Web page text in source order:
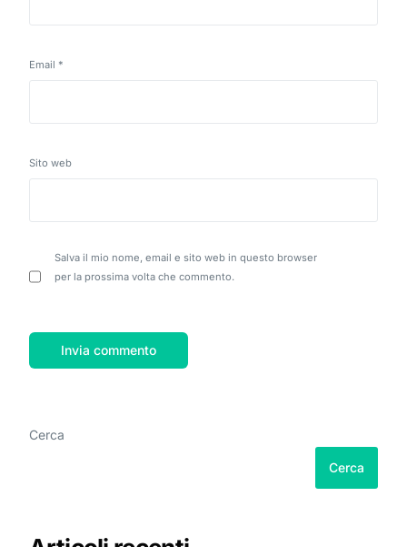
Email *
Sito web
Salva il mio nome, email e sito web in questo browser
per la prossima volta che commento.
Cerca
Cerca